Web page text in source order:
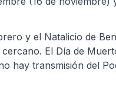
y el Natalicio de
El Día de
hay transmisión del